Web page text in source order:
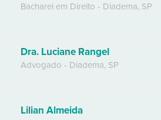
Bacharel em Direito - Diadema, SP
Dra. Luciane Rangel
Advogado - Diadema, SP
Lilian Almeida